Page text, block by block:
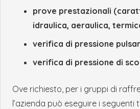
prove prestazionali
idraulica, aeraulica,
verifica di pressione
verifica di pressione di
Ove richiesto, per i gruppi di
l’azienda può eseguire i seguenti